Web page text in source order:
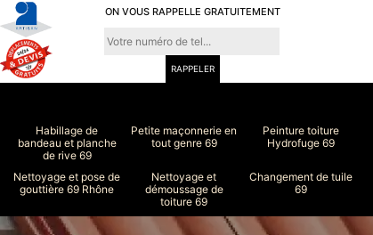
ON VOUS RAPPELLE GRATUITEMENT
Habillage de
bandeau et planche
de rive 69
Petite maçonnerie en
tout genre 69
Peinture toiture
Hydrofuge 69
Nettoyage et pose de
gouttière 69 Rhône
Nettoyage et
démoussage de
toiture 69
Changement de tuile
69